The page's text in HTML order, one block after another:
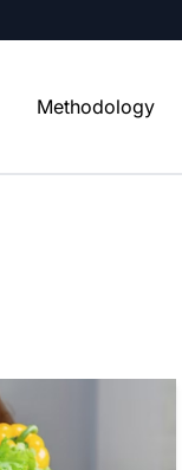
Methodology